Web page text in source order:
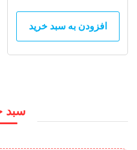
افزودن به سبد خرید
سبد